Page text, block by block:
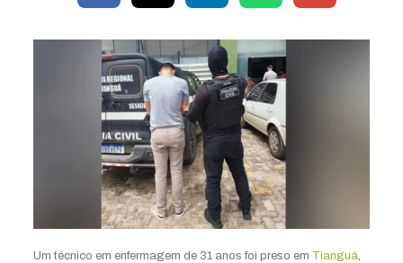
Um técnico em enfermagem de 31 anos foi preso em Tianguá